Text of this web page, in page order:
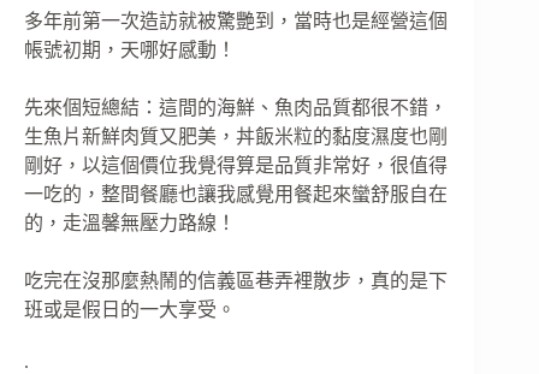
多年前第一次造訪就被驚艷到，當時也是經營這個
帳號初期，天哪好感動！
先來個短總結：這間的海鮮、魚肉品質都很不錯，
生魚片新鮮肉質又肥美，丼飯米粒的黏度濕度也剛
剛好，以這個價位我覺得算是品質非常好，很值得
一吃的，整間餐廳也讓我感覺用餐起來蠻舒服自在
的，走溫馨無壓力路線！
吃完在沒那麼熱鬧的信義區巷弄裡散步，真的是下
班或是假日的一大享受。
.